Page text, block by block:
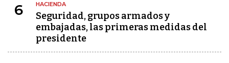
6 HACIENDA
Seguridad, grupos armados y
embajadas, las primeras medidas del
presidente